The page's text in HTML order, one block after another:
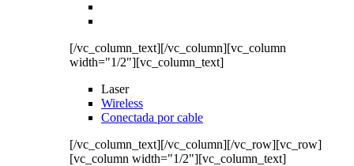
[/vc_column_text][/vc_column][vc_column
width="1/2"][vc_column_text]
Laser
Wireless
Conectada por cable
[/vc_column_text][/vc_column][/vc_row][vc_row]
[vc_column width="1/2"][vc_column_text]